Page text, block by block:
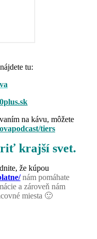
tu:
na kávu, môžete
tiers
krajší svet.
že kúpou
nám pomáhate
a zároveň nám
miesta 🙂